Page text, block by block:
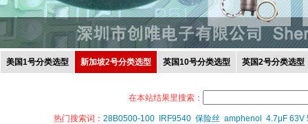
美国1号分类选型 新加坡2号分类选型 英国10号分类选型 英国2号分类选型
在本站结果里搜索：
热门搜索词： 28B0500-100 IRF9540 保险丝 amphenol 4.7μF 63V